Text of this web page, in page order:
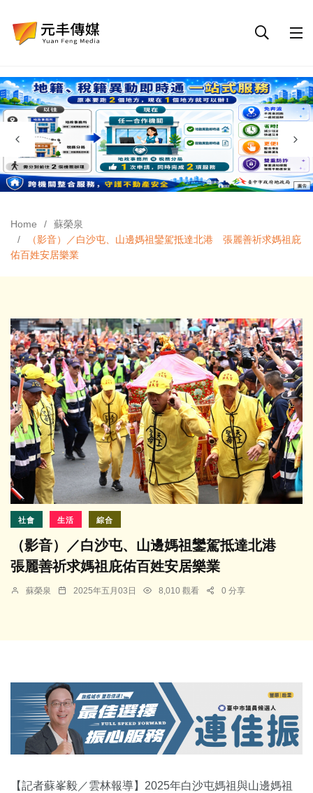
Home
蘇榮泉
（影音）／白沙屯、山邊媽祖鑾駕抵達北港 張麗善祈求媽祖庇
佑百姓安居樂業
社會 生活 綜合
（影音）／白沙屯、山邊媽祖鑾駕抵達北港
張麗善祈求媽祖庇佑百姓安居樂業
蘇榮泉 2025年五月03日 8,010 觀看 0 分享
【記者蘇峯毅／雲林報導】2025年白沙屯媽祖與山邊媽祖